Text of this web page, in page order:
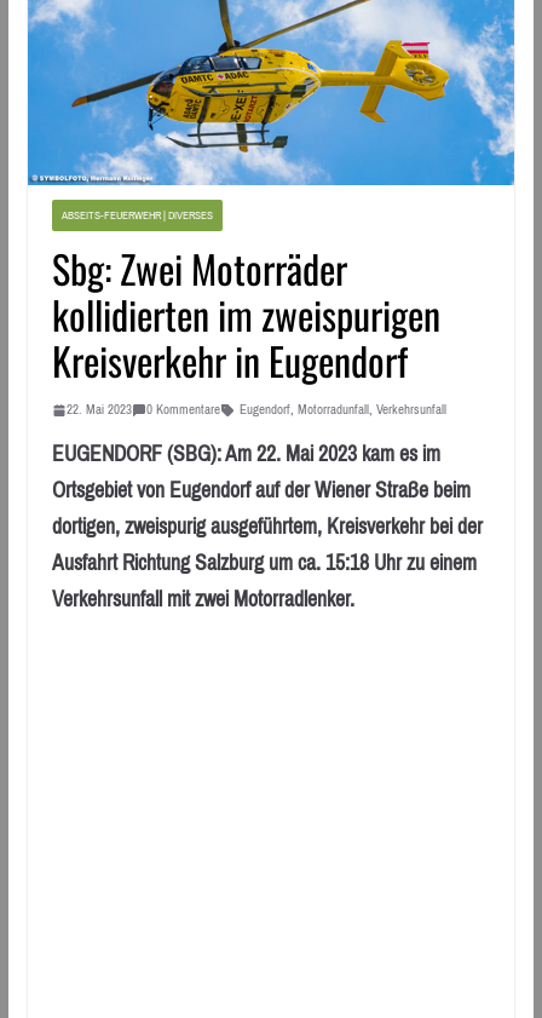
ABSEITS-FEUERWEHR | DIVERSES
Sbg: Zwei Motorräder
kollidierten im zweispurigen
Kreisverkehr in Eugendorf
22. Mai 2023 0 Kommentare Eugendorf, Motorradunfall, Verkehrsunfall
EUGENDORF (SBG): Am 22. Mai 2023 kam es im
Ortsgebiet von Eugendorf auf der Wiener Straße beim
dortigen, zweispurig ausgeführtem, Kreisverkehr bei der
Ausfahrt Richtung Salzburg um ca. 15:18 Uhr zu einem
Verkehrsunfall mit zwei Motorradlenker.